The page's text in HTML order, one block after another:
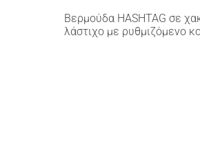
Βερμούδα HASHTAG σε
λάστιχο με ρυθμιζόμενο